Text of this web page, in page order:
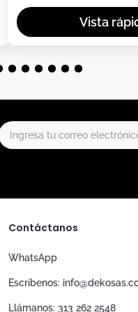
Contáctanos
WhatsApp
Escríbenos:
Llámanos: 313 262 2548